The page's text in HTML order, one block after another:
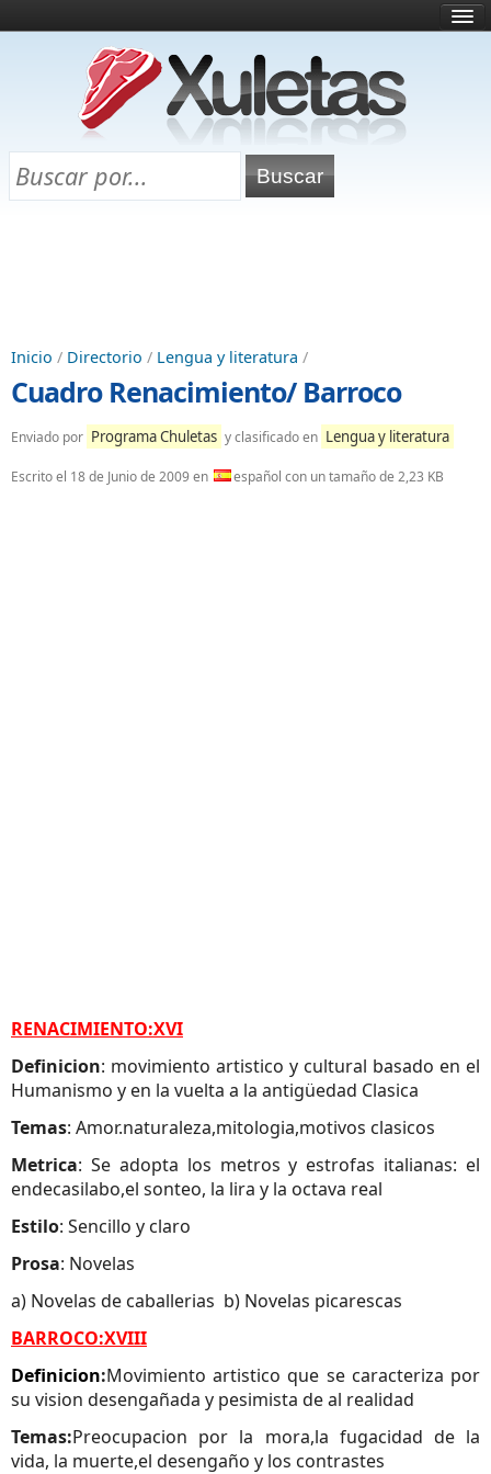
¿Qué es esto?
Directorio
Chuletas para exámenes
Inicio / Directorio / Lengua y literatura /
Cuadro Renacimiento/ Barroco
Enviado por Programa Chuletas y clasificado en Lengua y literatura
Escrito el 18 de Junio de 2009en español con un tamaño de 2,23 KB
RENACIMIENTO:XVI
Definicion: movimiento artistico y cultural basado en el
Humanismo y en la vuelta a la antigüedad Clasica
Temas: Amor.naturaleza,mitologia,motivos clasicos
Metrica: Se adopta los metros y estrofas italianas: el
endecasilabo,el sonteo, la lira y la octava real
Estilo: Sencillo y claro
Prosa: Novelas
a) Novelas de caballerias b) Novelas picarescas
BARROCO:XVIII
Definicion:Movimiento artistico que se caracteriza por
su vision desengañada y pesimista de al realidad
Temas:Preocupacion por la mora,la fugacidad de la
vida, la muerte,el desengaño y los contrastes